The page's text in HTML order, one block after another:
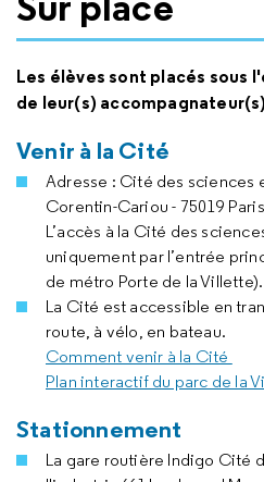
Les élèves sont placés sous
de leur(s)
Venir à la Cité
Adresse : Cité des sciences
Corentin-Cariou - 75019
L’accès à la Cité des
uniquement par l’entrée
de métro Porte de la Villette).
La Cité est accessible en
route, à vélo, en bateau.
Comment venir à la Cité
Plan interactif du parc de la
Stationnement
La gare routière Indigo Cité